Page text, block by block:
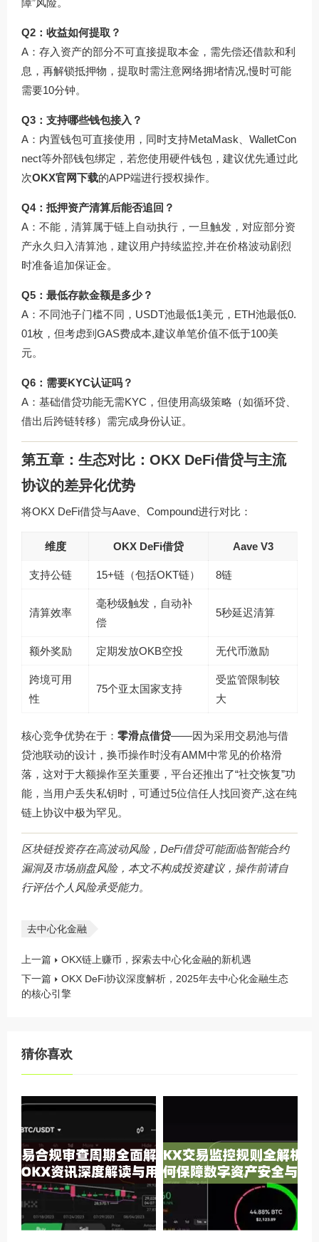
Q2：收益如何提取？
A：存入资产的部分不可直接提取本金，需先偿还借款和利
息，再解锁抵押物，提取时需注意网络拥堵情况,慢时可能
需要10分钟。
Q3：支持哪些钱包接入？
A：内置钱包可直接使用，同时支持MetaMask、WalletCon
nect等外部钱包绑定，若您使用硬件钱包，建议优先通过此
次OKX官网下载的APP端进行授权操作。
Q4：抵押资产清算后能否追回？
A：不能，清算属于链上自动执行，一旦触发，对应部分资
产永久归入清算池，建议用户持续监控,并在价格波动剧烈
时准备追加保证金。
Q5：最低存款金额是多少？
A：不同池子门槛不同，USDT池最低1美元，ETH池最低0.
01枚，但考虑到GAS费成本,建议单笔价值不低于100美
元。
Q6：需要KYC认证吗？
A：基础借贷功能无需KYC，但使用高级策略（如循环贷、
借出后跨链转移）需完成身份认证。
第五章：生态对比：OKX DeFi借贷与主流
协议的差异化优势
将OKX DeFi借贷与Aave、Compound进行对比：
维度 OKX DeFi借贷 Aave V3
支持公链 15+链（包括OKT链） 8链
清算效率
毫秒级触发，自动补
偿
5秒延迟清算
额外奖励 定期发放OKB空投 无代币激励
跨境可用
性
75个亚太国家支持
受监管限制较
大
核心竞争优势在于： 零滑点借贷——因为采用交易池与借
贷池联动的设计，换币操作时没有AMM中常见的价格滑
落，这对于大额操作至关重要，平台还推出了“社交恢复”功
能，当用户丢失私钥时，可通过5位信任人找回资产,这在纯
链上协议中极为罕见。
区块链投资存在高波动风险，DeFi借贷可能面临智能合约
漏洞及市场崩盘风险，本文不构成投资建议，操作前请自
行评估个人风险承受能力。
去中心化金融
上一篇
OKX链上赚币，探索去中心化金融的新机遇
下一篇
OKX DeFi协议深度解析，2025年去中心化金融生态
的核心引擎
猜你喜欢